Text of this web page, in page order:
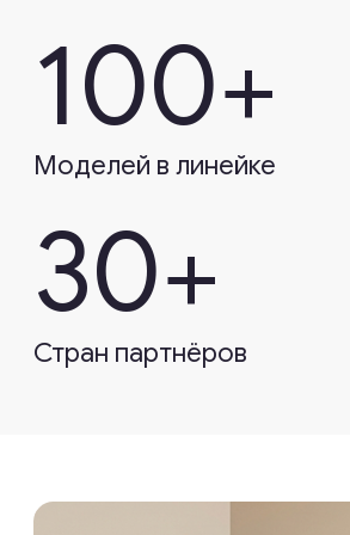
СБ-ВС по предварительному
ПН-ПТ с 9:00 до 18:00
Часы работы офиса:
Москва, Лермонтовский пр-
кт. 23, стр. 1
Новинки
Информация
Новости и акции
Согласия и оферты
О компании